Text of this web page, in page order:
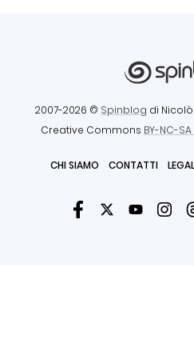
2007-2026 © Spinblog di
Creative Commons BY-NC-SA
CHI SIAMO CONTATTI LEGAL